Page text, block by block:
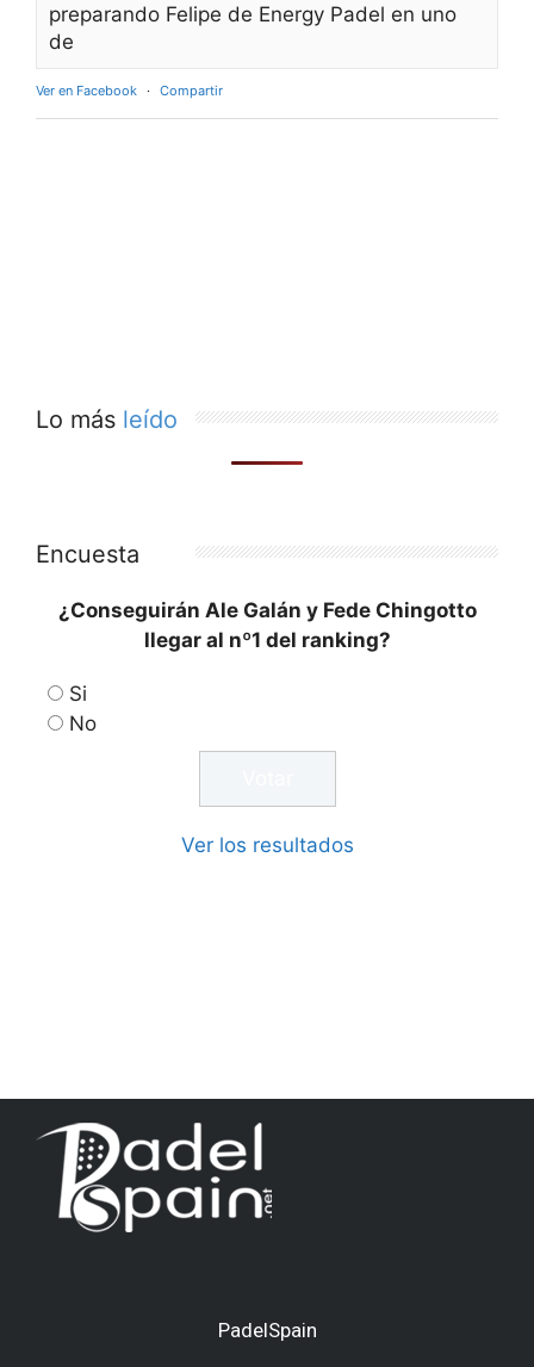
preparando Felipe de Energy Padel en uno
de
Ver en Facebook · Compartir
Lo más leído
Encuesta
¿Conseguirán Ale Galán y Fede Chingotto
llegar al nº1 del ranking?
Si
No
Ver los resultados
PadelSpain